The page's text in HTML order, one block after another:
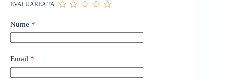
EVALUAREA TA
Nume *
Email *